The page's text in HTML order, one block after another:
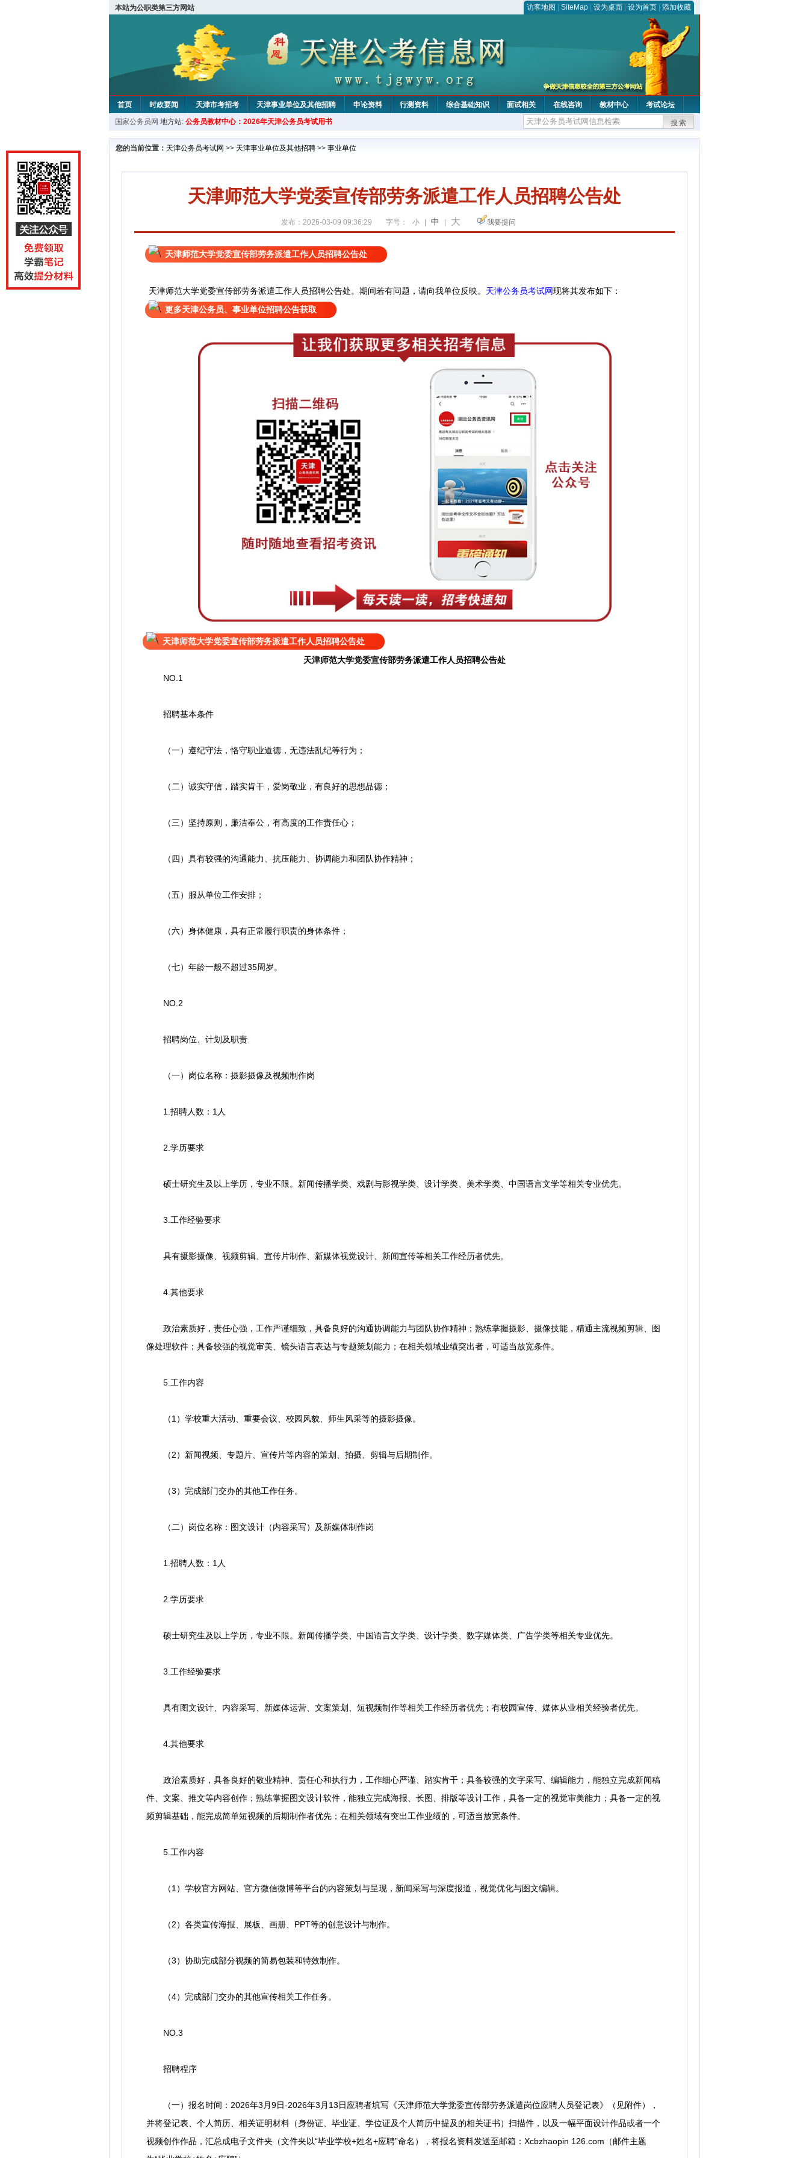
本站为公职类第三方网站 访客地图 SiteMap 设为桌面 设为首页 添加收藏
首页 时政要闻 天津市考招考 天津事业单位及其他招聘 申论资料 行测资料 综合基础知识 面试相关 在线咨询 教材中心 考试论坛
教材中心
国家公务员网 地方站: 公务员教材中心：2026年天津公务员考试用书 搜索
您的当前位置： 天津公务员考试网 >> 天津事业单位及其他招聘 >> 事业单位
天津师范大学党委宣传部劳务派遣工作人员招聘公告处
发布：2026-03-09 09:36:29 字号： 小 中 大 我要提问
天津师范大学党委宣传部劳务派遣工作人员招聘公告处
天津师范大学党委宣传部劳务派遣工作人员招聘公告处。 期间若有问题，请向我单位反映。 天津公务员考试网现将其发布如下：
更多天津公务员、事业单位招聘公告获取
天津师范大学党委宣传部劳务派遣工作人员招聘公告处
天津师范大学党委宣传部劳务派遣工作人员招聘公告处
NO.1
招聘基本条件
（一）遵纪守法，恪守职业道德，无违法乱纪等行为；
（二）诚实守信，踏实肯干，爱岗敬业，有良好的思想品德；
（三）坚持原则，廉洁奉公，有高度的工作责任心；
（四）具有较强的沟通能力、抗压能力、协调能力和团队协作精神；
（五）服从单位工作安排；
（六）身体健康，具有正常履行职责的身体条件；
（七）年龄一般不超过35周岁。
NO.2
招聘岗位、计划及职责
（一）岗位名称：摄影摄像及视频制作岗
1.招聘人数：1人
2.学历要求
硕士研究生及以上学历，专业不限。新闻传播学类、戏剧与影视学类、设计学类、美术学类、中国语言文学等相关专业优先。
3.工作经验要求
具有摄影摄像、视频剪辑、宣传片制作、新媒体视觉设计、新闻宣传等相关工作经历者优先。
4.其他要求
政治素质好，责任心强，工作严谨细致，具备良好的沟通协调能力与团队协作精神；熟练掌握摄影、摄像技能，精通主流视频剪辑、图
像处理软件；具备较强的视觉审美、镜头语言表达与专题策划能力；在相关领域业绩突出者，可适当放宽条件。
5.工作内容
（1）学校重大活动、重要会议、校园风貌、师生风采等的摄影摄像。
（2）新闻视频、专题片、宣传片等内容的策划、拍摄、剪辑与后期制作。
（3）完成部门交办的其他工作任务。
（二）岗位名称：图文设计（内容采写）及新媒体制作岗
1.招聘人数：1人
2.学历要求
硕士研究生及以上学历，专业不限。新闻传播学类、中国语言文学类、设计学类、数字媒体类、广告学类等相关专业优先。
3.工作经验要求
具有图文设计、内容采写、新媒体运营、文案策划、短视频制作等相关工作经历者优先；有校园宣传、媒体从业相关经验者优先。
4.其他要求
政治素质好，具备良好的敬业精神、责任心和执行力，工作细心严谨、踏实肯干；具备较强的文字采写、编辑能力，能独立完成新闻稿
件、文案、推文等内容创作；熟练掌握图文设计软件，能独立完成海报、长图、排版等设计工作，具备一定的视觉审美能力；具备一定的视
频剪辑基础，能完成简单短视频的后期制作者优先；在相关领域有突出工作业绩的，可适当放宽条件。
5.工作内容
（1）学校官方网站、官方微信微博等平台的内容策划与呈现，新闻采写与深度报道，视觉优化与图文编辑。
（2）各类宣传海报、展板、画册、PPT等的创意设计与制作。
（3）协助完成部分视频的简易包装和特效制作。
（4）完成部门交办的其他宣传相关工作任务。
NO.3
招聘程序
（一）报名时间：2026年3月9日-2026年3月13日应聘者填写《天津师范大学党委宣传部劳务派遣岗位应聘人员登记表》（见附件），
并将登记表、个人简历、相关证明材料（身份证、毕业证、学位证及个人简历中提及的相关证书）扫描件，以及一幅平面设计作品或者一个
视频创作作品，汇总成电子文件夹（文件夹以“毕业学校+姓名+应聘”命名），将报名资料发送至邮箱：Xcbzhaopin 126.com（邮件主题